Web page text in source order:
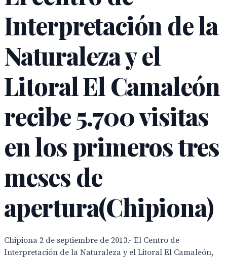
Interpretación de la
Naturaleza y el
Litoral El Camaleón
recibe 5.700 visitas
en los primeros tres
meses de
apertura(Chipiona)
Chipiona 2 de septiembre de 2013.- El Centro de
Interpretación de la Naturaleza y el Litoral El Camaleón,